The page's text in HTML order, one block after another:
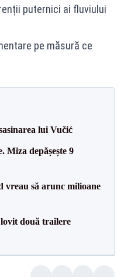
puternici ai fluviului
pe măsură ce
lui Vučić
Miza depășește 9
vreau să arunc milioane
două trailere